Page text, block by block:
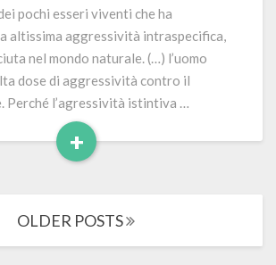
pochi esseri viventi che ha
altissima aggressività intraspecifica,
nel mondo naturale. (…) l’uomo
dose di aggressività contro il
Perché l’agressività istintiva …
+
Read
OLDER POSTS